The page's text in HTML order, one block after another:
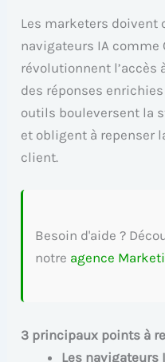
Les marketers doivent
navigateurs IA comme
révolutionnent l’accès
des réponses
outils bouleversent la
et obligent à repenser
client.
Besoin d'aide ?
notre agence
3 principaux points à
Les navigateurs